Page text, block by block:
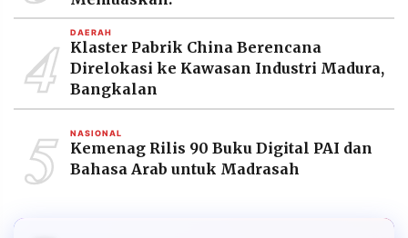
4 DAERAH
Klaster Pabrik China Berencana
Direlokasi ke Kawasan Industri Madura,
Bangkalan
5 NASIONAL
Kemenag Rilis 90 Buku Digital PAI dan
Bahasa Arab untuk Madrasah